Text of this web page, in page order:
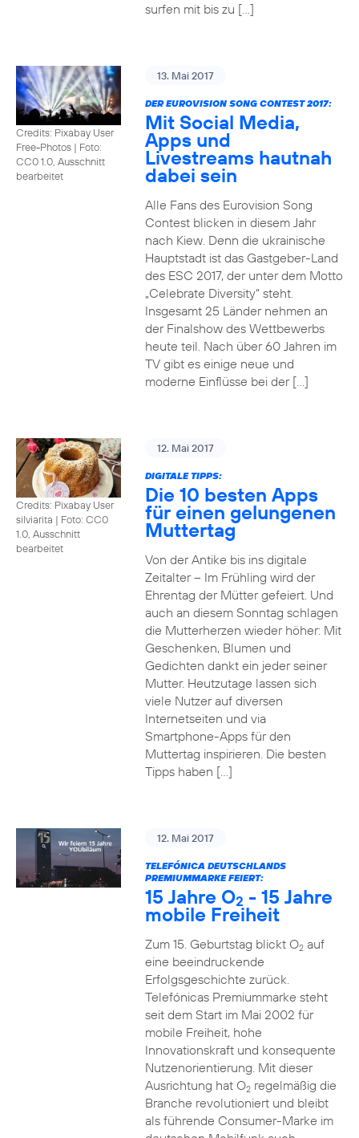
surfen mit bis zu […]
Credits: Pixabay User
Free-Photos | Foto:
CC0 1.0, Ausschnitt
bearbeitet
13. Mai 2017
DER EUROVISION SONG CONTEST 2017:
Mit Social Media,
Apps und
Livestreams hautnah
dabei sein
Alle Fans des Eurovision Song
Contest blicken in diesem Jahr
nach Kiew. Denn die ukrainische
Hauptstadt ist das Gastgeber-Land
des ESC 2017, der unter dem Motto
„Celebrate Diversity“ steht.
Insgesamt 25 Länder nehmen an
der Finalshow des Wettbewerbs
heute teil. Nach über 60 Jahren im
TV gibt es einige neue und
moderne Einflüsse bei der […]
Credits: Pixabay User
silviarita | Foto: CC0
1.0, Ausschnitt
bearbeitet
12. Mai 2017
DIGITALE TIPPS:
Die 10 besten Apps
für einen gelungenen
Muttertag
Von der Antike bis ins digitale
Zeitalter – Im Frühling wird der
Ehrentag der Mütter gefeiert. Und
auch an diesem Sonntag schlagen
die Mutterherzen wieder höher: Mit
Geschenken, Blumen und
Gedichten dankt ein jeder seiner
Mutter. Heutzutage lassen sich
viele Nutzer auf diversen
Internetseiten und via
Smartphone-Apps für den
Muttertag inspirieren. Die besten
Tipps haben […]
12. Mai 2017
TELEFÓNICA DEUTSCHLANDS
PREMIUMMARKE FEIERT:
15 Jahre O2 - 15 Jahre
mobile Freiheit
Zum 15. Geburtstag blickt O2auf
eine beeindruckende
Erfolgsgeschichte zurück.
Telefónicas Premiummarke steht
seit dem Start im Mai 2002 für
mobile Freiheit, hohe
Innovationskraft und konsequente
Nutzenorientierung. Mit dieser
Ausrichtung hat O2regelmäßig die
Branche revolutioniert und bleibt
als führende Consumer-Marke im